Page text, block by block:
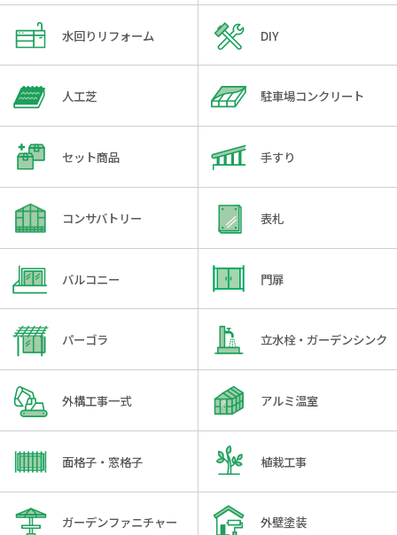
水回りリフォーム DIY
人工芝 駐車場コンクリート
セット商品 手すり
コンサバトリー 表札
バルコニー 門扉
パーゴラ 立水栓・ガーデンシンク
外構工事一式 アルミ温室
面格子・窓格子 植栽工事
ガーデンファニチャー 外壁塗装